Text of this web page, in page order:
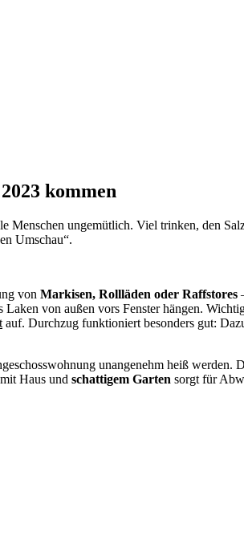
kommen
Menschen ungemütlich. Viel trinken, den
Umschau“.
von Markisen, Rollläden oder Raffstores
von außen vors Fenster hängen.
auf. Durchzug funktioniert besonders gut:
unangenehm heiß
Haus und schattigem Garten sorgt für